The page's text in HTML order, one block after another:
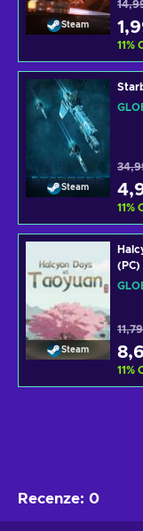
Steam
11%
Steam
11%
Steam
(PC)
11%
Recenze: 0